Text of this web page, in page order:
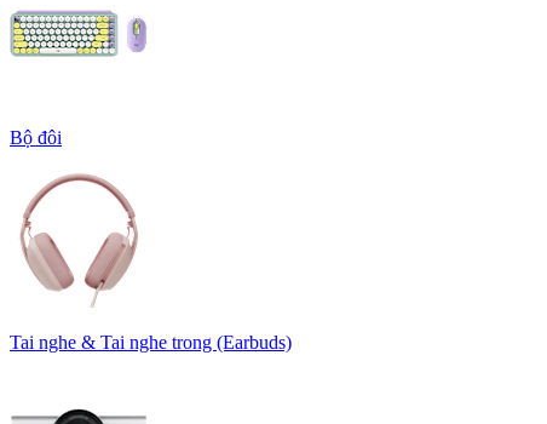
Bộ đôi
Tai nghe & Tai nghe trong (Earbuds)